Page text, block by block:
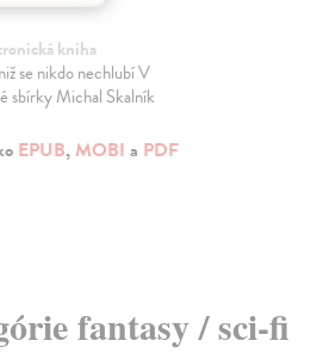
kniha
se nikdo nechlubí V
sbírky Michal Skalník
EPUB, MOBI a PDF
fantasy / sci-fi